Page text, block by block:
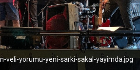
veli-yorumu-yeni-sarki-sakal-yayimda.jpg